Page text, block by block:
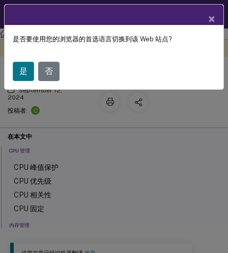
工作区环境管理 Workspace Environment Management 2402
系统优化
September 12,
2024
投稿者:
C
在本文中
CPU 管理
CPU 峰值保护
CPU 优先级
CPU 相关性
CPU 固定
内存管理
×
是否要使用您的浏览器的首选语言切换到该 Web 站点?
是 否